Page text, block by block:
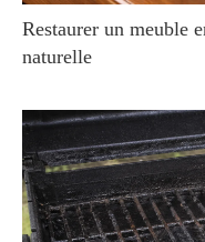
Restaurer un meuble
naturelle